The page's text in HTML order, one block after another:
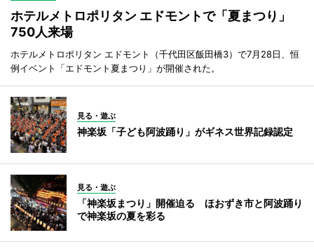
ホテルメトロポリタン エドモントで「夏まつり」
750人来場
ホテルメトロポリタン エドモント（千代田区飯田橋3）で7月28日、恒
例イベント「エドモント夏まつり」が開催された。
見る・遊ぶ
神楽坂「子ども阿波踊り」がギネス世界記録認定
見る・遊ぶ
「神楽坂まつり」開催迫る ほおずき市と阿波踊り
で神楽坂の夏を彩る